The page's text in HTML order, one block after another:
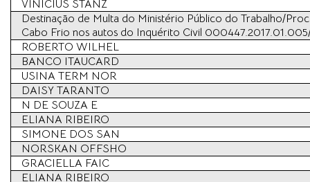
VINICIUS STANZ
Destinação de Multa do Ministério Público do Trabalho/
Cabo Frio nos autos do Inquérito Civil
ROBERTO WILHEL
BANCO ITAUCARD
USINA TERM NOR
DAISY TARANTO
N DE SOUZA E
ELIANA RIBEIRO
SIMONE DOS SAN
NORSKAN OFFSHO
GRACIELLA FAIC
ELIANA RIBEIRO